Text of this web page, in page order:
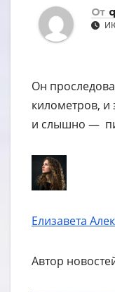
От
Он
километров, и
и слышно —
Елизавета
Автор